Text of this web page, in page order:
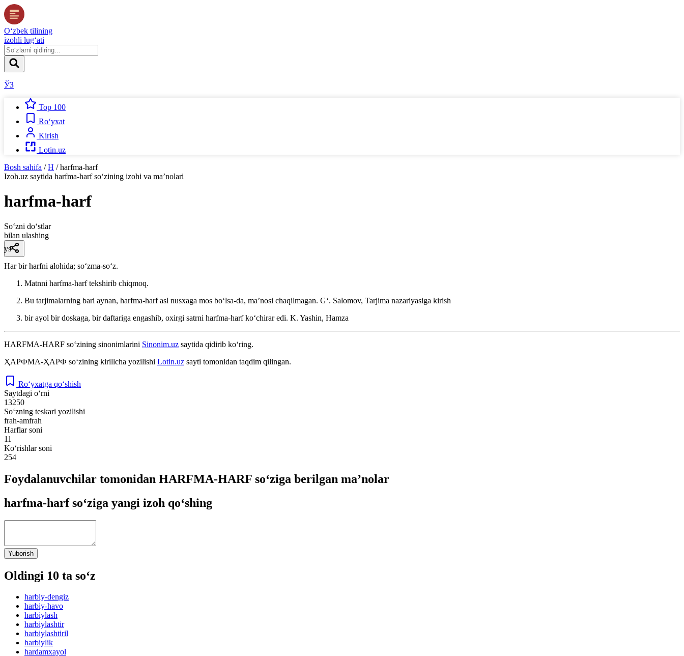
O‘zbek tilining
izohli lug‘ati
ЎЗ
Top 100
Ro‘yxat
Kirish
Lotin.uz
Bosh sahifa / H / harfma-harf
Izoh.uz saytida harfma-harfso‘zining izohi va ma’nolari
harfma-harf
So‘zni do‘stlar
bilan ulashing
ys
Har bir harfni alohida; soʻzma-soʻz.
Matnni harfma-harf tekshirib chiqmoq.
Bu tarjimalarning bari aynan, harfma-harf asl nusxaga mos boʻlsa-da, maʼnosi chaqilmagan. Gʻ. Salomov, Tarjima nazariyasiga kirish
bir ayol bir doskaga, bir daftariga engashib, oxirgi satrni harfma-harf koʻchirar edi. K. Yashin, Hamza
HARFMA-HARF so‘zining sinonimlarini Sinonim.uz saytida qidirib ko‘ring.
ҲАРФМА-ҲАРФ so‘zining kirillcha yozilishi Lotin.uz sayti tomonidan taqdim qilingan.
Ro‘yxatga qo‘shish
Saytdagi o‘rni
13250
So‘zning teskari yozilishi
frah-amfrah
Harflar soni
11
Ko‘rishlar soni
254
Foydalanuvchilar tomonidan HARFMA-HARF so‘ziga berilgan ma’nolar
harfma-harf so‘ziga yangi izoh qo‘shing
Yuborish
Oldingi 10 ta so‘z
harbiy-dengiz
harbiy-havo
harbiylash
harbiylashtir
harbiylashtiril
harbiylik
hardamxayol